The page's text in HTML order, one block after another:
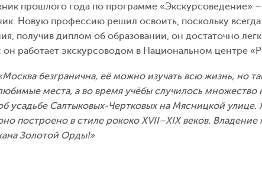
прошлого года по программе «Экскурсоведение»
Новую профессию решил освоить, поскольку
получив диплом об образовании, он достаточно
он работает экскурсоводом в Национальном центре
безгранична, её можно изучать всю жизнь, но
места, а во время учёбы случилось множество
усадьбе Салтыковых-Чертковых на Мясницкой улице.
построено в стиле рококо XVII–XIX веков.
Золотой Орды!»